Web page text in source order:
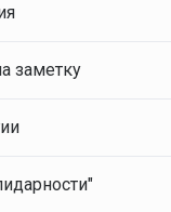
заметку